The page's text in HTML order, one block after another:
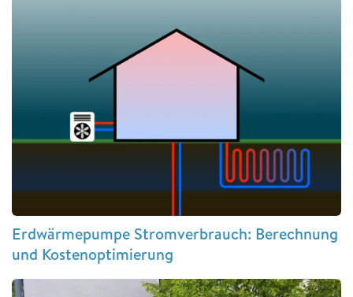
Erdwärmepumpe Stromverbrauch: Berechnung
und Kostenoptimierung